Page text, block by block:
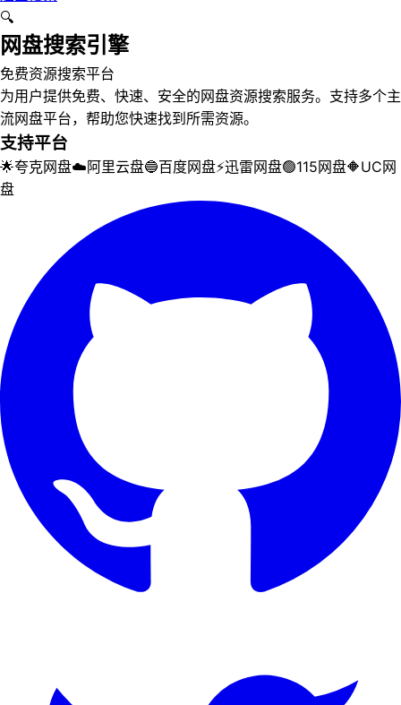
🔍
网盘搜索引擎
免费资源搜索平台
为用户提供免费、快速、安全的网盘资源搜索服务。支持多个主
流网盘平台，帮助您快速找到所需资源。
支持平台
🌟夸克网盘☁️阿里云盘🔵百度网盘⚡迅雷网盘🟢115网盘🔶UC网
盘